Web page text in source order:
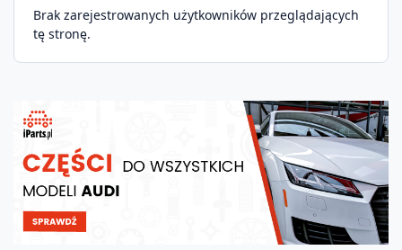
Brak zarejestrowanych użytkowników przeglądających
tę stronę.